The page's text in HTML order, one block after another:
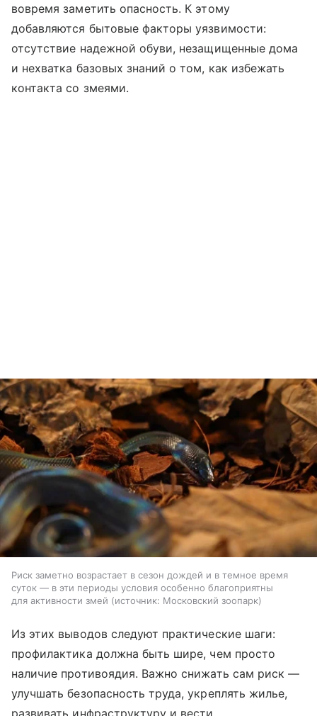
вовремя заметить опасность. К этому
добавляются бытовые факторы уязвимости:
отсутствие надежной обуви, незащищенные дома
и нехватка базовых знаний о том, как избежать
контакта со змеями.
Риск заметно возрастает в сезон дождей и в темное время
суток — в эти периоды условия особенно благоприятны
для активности змей
источник: Московский зоопарк
Из этих выводов следуют практические шаги:
профилактика должна быть шире, чем просто
наличие противоядия. Важно снижать сам риск —
улучшать безопасность труда, укреплять жилье,